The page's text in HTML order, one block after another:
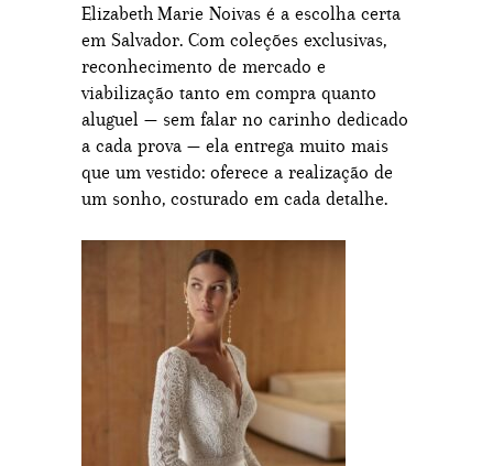
Elizabeth Marie Noivas é a escolha certa
em Salvador. Com coleções exclusivas,
reconhecimento de mercado e
viabilização tanto em compra quanto
aluguel — sem falar no carinho dedicado
a cada prova — ela entrega muito mais
que um vestido: oferece a realização de
um sonho, costurado em cada detalhe.